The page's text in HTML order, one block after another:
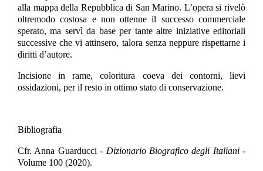
alla mappa della Repubblica di San Marino. L’opera si rivelò
oltremodo costosa e non ottenne il successo commerciale
sperato, ma servì da base per tante altre iniziative editoriali
successive che vi attinsero, talora senza neppure rispettarne i
diritti d’autore.
Incisione in rame, coloritura coeva dei contorni, lievi
ossidazioni, per il resto in ottimo stato di conservazione.
Bibliografia
Cfr. Anna Guarducci - Dizionario Biografico degli Italiani-
Volume 100 (2020).